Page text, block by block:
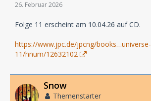
26. Februar 2026
Folge 11 erscheint am 10.04.26 auf CD.
https://www.jpc.de/jpcng/books…universe-
11/hnum/12632102
Snow
Themenstarter